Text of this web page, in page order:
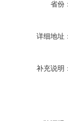
省份
详细地址
补充说明